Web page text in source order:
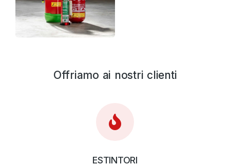
Offriamo ai nostri clienti
ESTINTORI